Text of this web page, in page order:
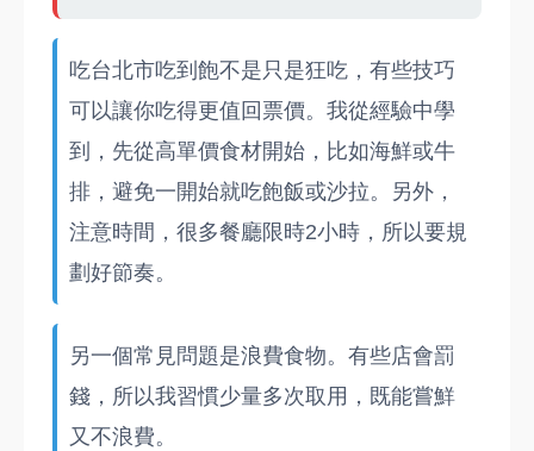
吃台北市吃到飽不是只是狂吃，有些技巧
可以讓你吃得更值回票價。我從經驗中學
到，先從高單價食材開始，比如海鮮或牛
排，避免一開始就吃飽飯或沙拉。另外，
注意時間，很多餐廳限時2小時，所以要規
劃好節奏。
另一個常見問題是浪費食物。有些店會罰
錢，所以我習慣少量多次取用，既能嘗鮮
又不浪費。